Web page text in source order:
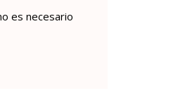
es necesario